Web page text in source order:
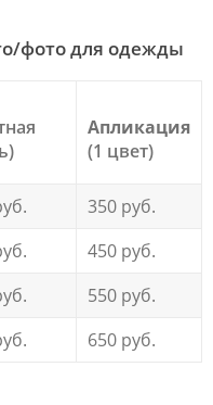
фото для одежды
Апликация
(1 цвет)
350 руб.
450 руб.
550 руб.
650 руб.